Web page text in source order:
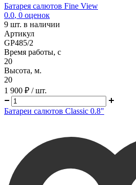
Батарея салютов Fine View
0.0, 0 оценок
9 шт. в наличии
Артикул
GP485/2
Время работы, с
20
Высота, м.
20
1 900 ₽ / шт.
Батареи салютов Classic 0.8"